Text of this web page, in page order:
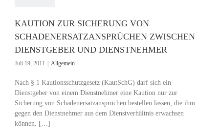
KAUTION ZUR SICHERUNG VON
SCHADENERSATZANSPRÜCHEN ZWISCHEN
DIENSTGEBER UND DIENSTNEHMER
Juli 19, 2011 Allgemein
Nach § 1 Kautionsschutzgesetz (KautSchG) darf sich ein
Dienstgeber von einem Dienstnehmer eine Kaution nur zur
Sicherung von Schadenersatzansprüchen bestellen lassen, die ihm
gegen den Dienstnehmer aus dem Dienstverhältnis erwachsen
können. […]